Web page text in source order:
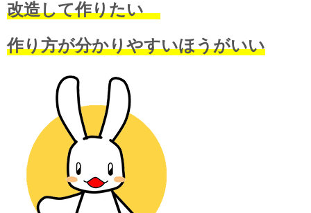
改造して作りたい
作り方が分かりやすいほうがいい